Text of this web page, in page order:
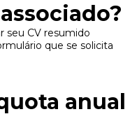
seu CV resumido
que se solicita
anual